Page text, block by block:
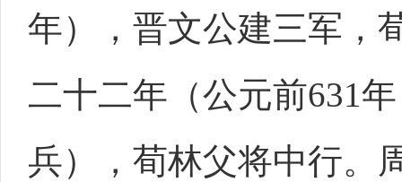
年），晋文公建三军，
二十二年（公元前631
兵），荀林父将中行。